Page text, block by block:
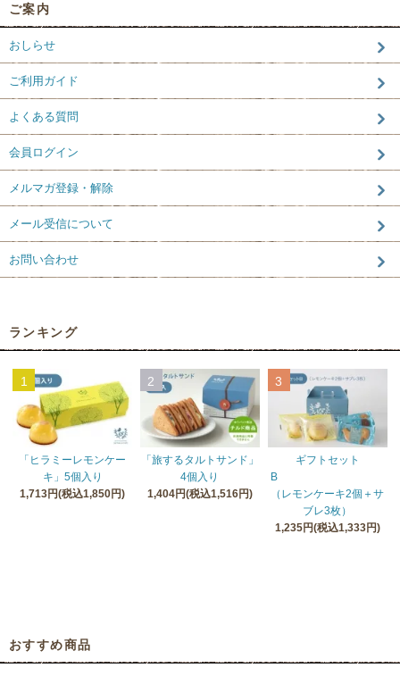
ご案内
おしらせ
ご利用ガイド
よくある質問
会員ログイン
メルマガ登録・解除
メール受信について
お問い合わせ
ランキング
1
「ヒラミーレモンケー
キ」5個入り
1,713円(税込1,850円)
2
「旅するタルトサンド」
4個入り
1,404円(税込1,516円)
3
ギフトセット
B
（レモンケーキ2個＋サ
ブレ3枚）
1,235円(税込1,333円)
おすすめ商品